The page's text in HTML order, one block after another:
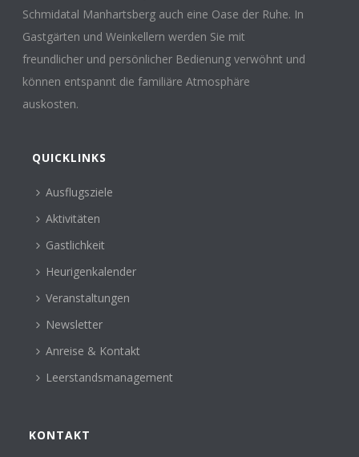
Schmidatal Manhartsberg auch eine Oase der Ruhe. In
Gastgärten und Weinkellern werden Sie mit
freundlicher und persönlicher Bedienung verwöhnt und
können entspannt die familiäre Atmosphäre
auskosten.
QUICKLINKS
Ausflugsziele
Aktivitäten
Gastlichkeit
Heurigenkalender
Veranstaltungen
Newsletter
Anreise & Kontakt
Leerstandsmanagement
KONTAKT